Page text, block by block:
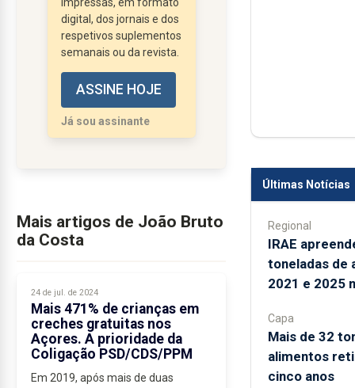
único sector que
estava a impulsionar a
economia açoriana, há
que criar condições
para dar à emigração
açoriana a importância
que merece e pedir que
digital, dos jornais e dos
respetivos suplementos
semanais ou da revista.
ASSINE HOJE
Já sou assinante
Mais artigos de João Bruto
da Costa
24 de jul. de 2024
Mais 471% de crianças em
creches gratuitas nos
Açores. A prioridade da
Coligação PSD/CDS/PPM
Em 2019, após mais de duas
Últimas Notícias
Regional
IRAE
toneladas de
2021 e 2025
Capa
Mais de 32
alimentos
cinco anos